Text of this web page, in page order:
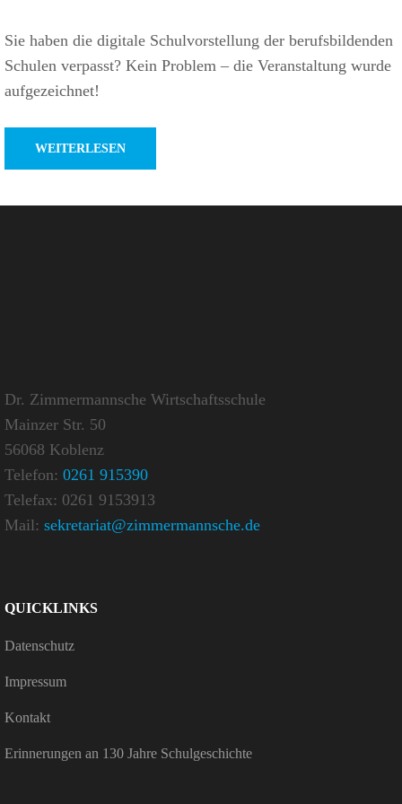
Sie haben die digi­tale Schul­vor­stel­lung der berufs­bil­denden
Schulen verpasst? Kein Problem – die Veran­stal­tung wurde
aufgezeichnet!
WEITERLESEN
Dr. Zimmermannsche Wirtschaftsschule
Mainzer Str. 50
56068 Koblenz
Telefon: 0261 915390
Telefax: 0261 9153913
Mail: sekretariat@zimmermannsche.de
QUICK­LINKS
Daten­schutz
Impressum
Kontakt
Erin­ne­rungen an 130 Jahre Schulgeschichte